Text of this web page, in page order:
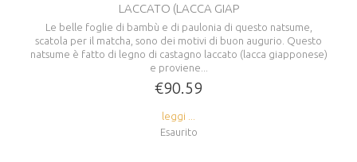
LACCATO (LACCA GIAP
Le belle foglie di bambù e di paulonia di questo natsume,
scatola per il matcha, sono dei motivi di buon augurio. Questo
natsume è fatto di legno di castagno laccato (lacca giapponese)
e proviene...
€90.59
leggi ...
Esaurito